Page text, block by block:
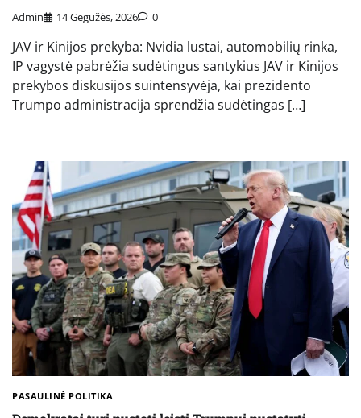
Admin 14 Gegužės, 2026 0
JAV ir Kinijos prekyba: Nvidia lustai, automobilių rinka,
IP vagystė pabrėžia sudėtingus santykius JAV ir Kinijos
prekybos diskusijos suintensyvėja, kai prezidento
Trumpo administracija sprendžia sudėtingas […]
PASAULINĖ POLITIKA